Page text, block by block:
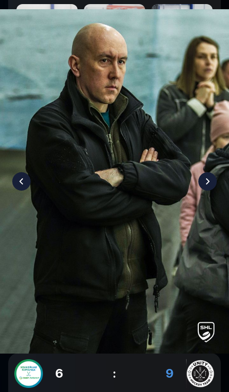
1 :
6 : 9